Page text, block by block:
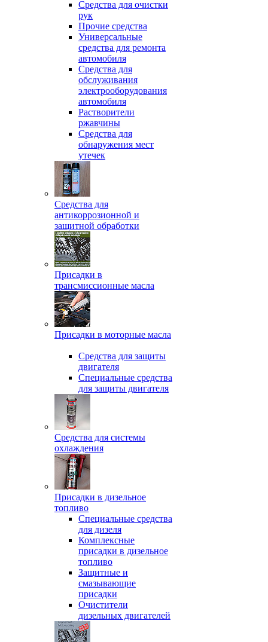
Средства для очистки
рук
Прочие средства
Универсальные
средства для ремонта
автомобиля
Средства для
обслуживания
электрооборудования
автомобиля
Растворители
ржавчины
Средства для
обнаружения мест
утечек
Средства для
антикоррозионной и
защитной обработки
Присадки в
трансмиссионные масла
Присадки в моторные масла
Средства для защиты
двигателя
Специальныe средства
для защиты двигателя
Средства для системы
охлаждения
Присадки в дизельное
топливо
Спeциальные средства
для дизеля
Комплексные
присадки в дизельное
топливо
Защитные и
смазывающие
присадки
Очистители
дизельных двигателей